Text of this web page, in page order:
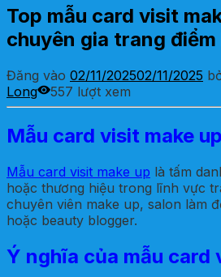
Top mẫu card visit
chuyên gia trang
Đăng vào 02/11/202502/11/2025
Long
557 lượt xem
Mẫu card visit make
Mẫu card visit make up là tấm
hoặc thương hiệu trong lĩnh vực
chuyên viên make up, salon làm
hoặc beauty blogger.
Ý nghĩa của mẫu card